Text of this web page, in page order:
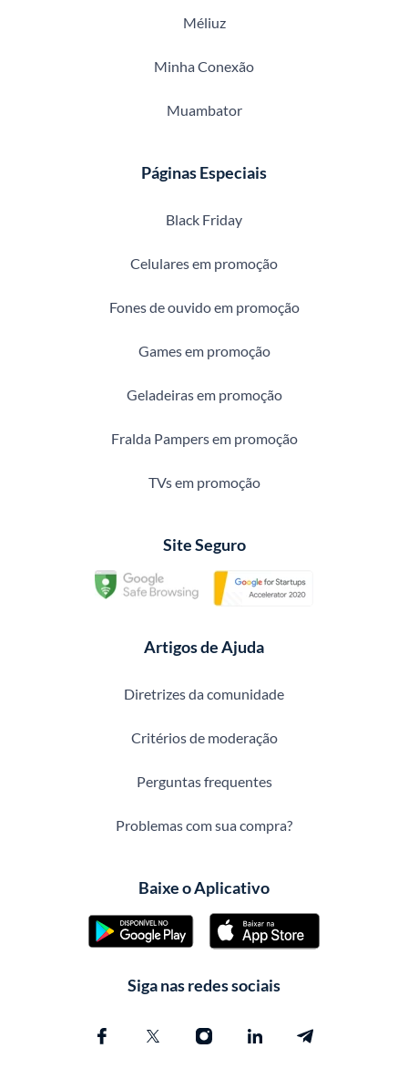
Méliuz
Minha Conexão
Muambator
Páginas Especiais
Black Friday
Celulares em promoção
Fones de ouvido em promoção
Games em promoção
Geladeiras em promoção
Fralda Pampers em promoção
TVs em promoção
Site Seguro
Artigos de Ajuda
Diretrizes da comunidade
Critérios de moderação
Perguntas frequentes
Problemas com sua compra?
Baixe o Aplicativo
Siga nas redes sociais